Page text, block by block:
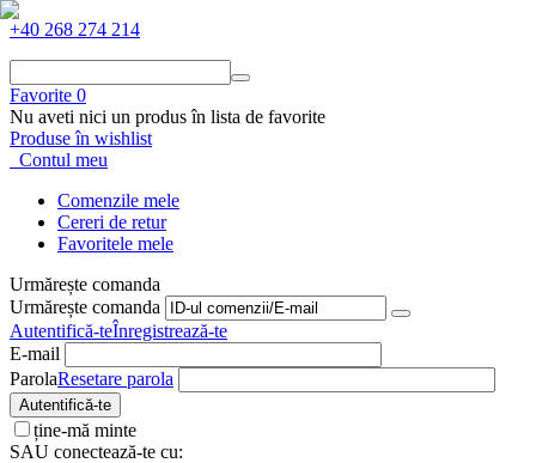
+40 268 274 214
Favorite 0
Nu aveti nici un produs în lista de favorite
Produse în wishlist
Contul meu
Comenzile mele
Cereri de retur
Favoritele mele
Urmărește comanda
Urmărește comanda
Autentifică-teÎnregistrează-te
E-mail
ParolaResetare parola
Autentifică-te
ține-mă minte
SAU conectează-te cu: